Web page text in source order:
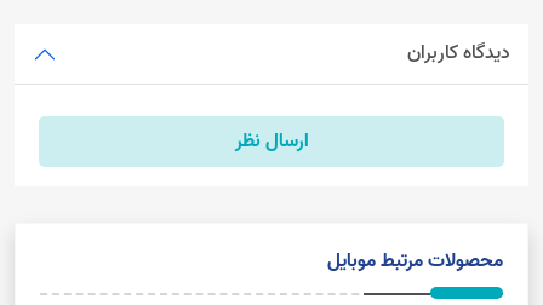
دیدگاه کاربران
ارسال نظر
محصولات مرتبط موبایل